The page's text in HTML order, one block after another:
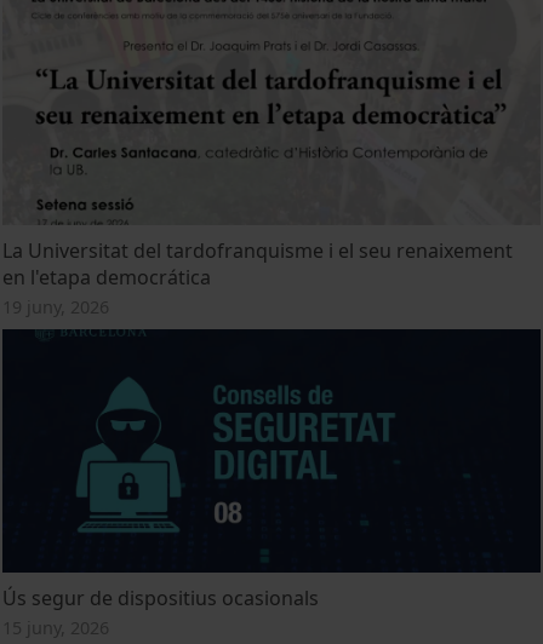
La Universitat del tardofranquisme i el seu renaixement
en l'etapa democrática
19 juny, 2026
Ús segur de dispositius ocasionals
15 juny, 2026